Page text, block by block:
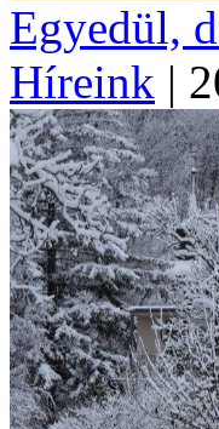
Egyedül,
Híreink |